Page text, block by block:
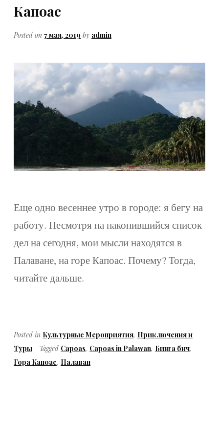
Капоас
Posted on 7 мая, 2019 by admin
Еще одно весеннее утро в городе: я бегу на
работу. Несмотря на накопившийся список
дел на сегодня, мои мысли находятся в
Палаване, на горе Капоас. Почему? Тогда,
читайте дальше.
Posted in Культурные Мероприятия, Приключения и
Туры
Tagged Capoas, Capoas in Palawan, Бинга бич,
Гора Капоас, Палаван